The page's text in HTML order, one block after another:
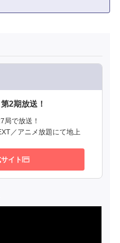
2期放送！
局で放送！
／アニメ放題にて地上
イト